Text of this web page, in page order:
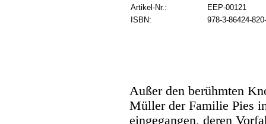
Artikel-Nr.:
EEP-00121
ISBN:
978-3-86424-
Außer den berühmten
Müller der Familie Pies
eingegangen, deren